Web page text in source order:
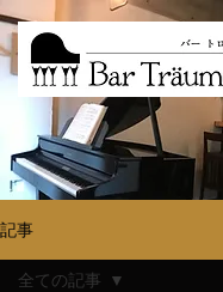
記事
全ての記事